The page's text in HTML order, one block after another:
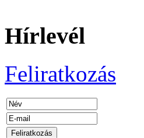
Hírlevél
Feliratkozás